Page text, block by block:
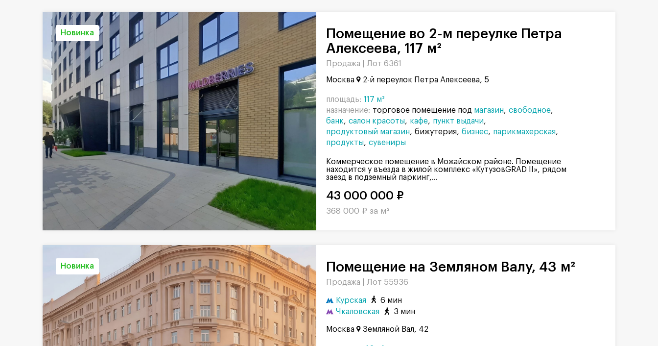
Новинка
Помещение во 2-м переулке Петра
Алексеева, 117 м²
Продажа | Лот 6361
Москва 2-й переулок Петра Алексеева, 5
площадь: 117 м²
назначение: торговое помещение под магазин
свободное
банк
салон красоты кафе
пункт выдачи
продуктовый магазин
бижутерия бизнес
парикмахерская
продукты
сувениры
Коммерческое помещение в Можайском районе. Помещение
находится у въезда в жилой комплекс «КутузовGRAD II», рядом
заезд в подземный паркинг,...
43 000 000 ₽
368 000 ₽ за м²
Новинка Помещение на Земляном Валу, 43 м²
Продажа | Лот 55936
Курская
6 мин
Чкаловская
3 мин
Москва Земляной Вал, 42